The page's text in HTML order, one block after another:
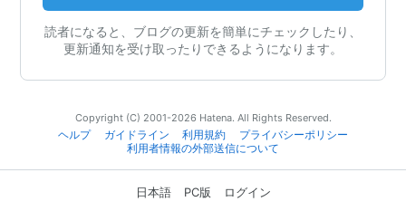
読者になると、ブログの更新を簡単にチェックしたり、
更新通知を受け取ったりできるようになります。
Copyright (C) 2001-2026 Hatena. All Rights Reserved.
ヘルプ
ガイドライン 利用規約
プライバシーポリシー
利用者情報の外部送信について
日本語 PC版 ログイン